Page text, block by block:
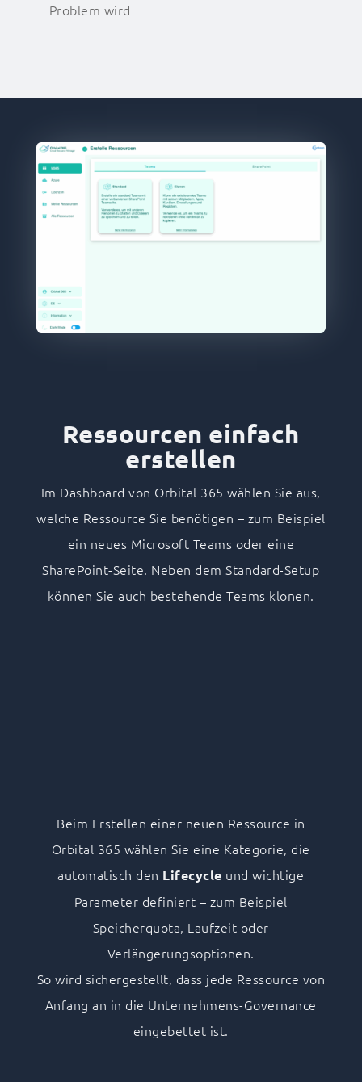
Problem wird
Ressourcen einfach
erstellen
Im Dashboard von Orbital 365 wählen Sie aus,
welche Ressource Sie benötigen – zum Beispiel
ein neues Microsoft Teams oder eine
SharePoint-Seite. Neben dem Standard-Setup
können Sie auch bestehende Teams klonen.
Beim Erstellen einer neuen Ressource in
Orbital 365 wählen Sie eine Kategorie, die
automatisch den Lifecycle und wichtige
Parameter definiert – zum Beispiel
Speicherquota, Laufzeit oder
Verlängerungsoptionen.
So wird sichergestellt, dass jede Ressource von
Anfang an in die Unternehmens-Governance
eingebettet ist.